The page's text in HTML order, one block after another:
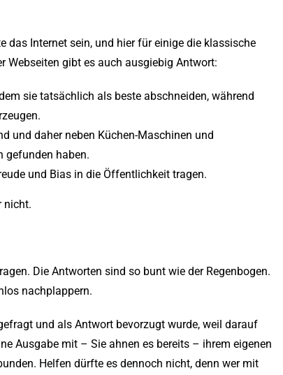
das Internet sein, und hier für einige die klassische
Webseiten gibt es auch ausgiebig Antwort:
sie tatsächlich als beste abschneiden, während
und daher neben Küchen-Maschinen und
gefunden haben.
und Bias in die Öffentlichkeit tragen.
nicht.
Die Antworten sind so bunt wie der Regenbogen.
nachplappern.
und als Antwort bevorzugt wurde, weil darauf
Ausgabe mit – Sie ahnen es bereits – ihrem eigenen
Helfen dürfte es dennoch nicht, denn wer mit